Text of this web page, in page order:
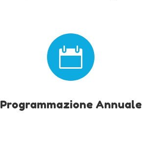

Programmazione Annuale